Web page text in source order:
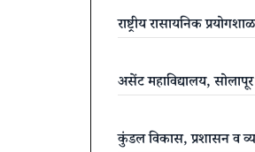
राष्ट्रीय रासायनिक
असेंट महाविद्यालय,
कुंडल विकास, प्रशासन व